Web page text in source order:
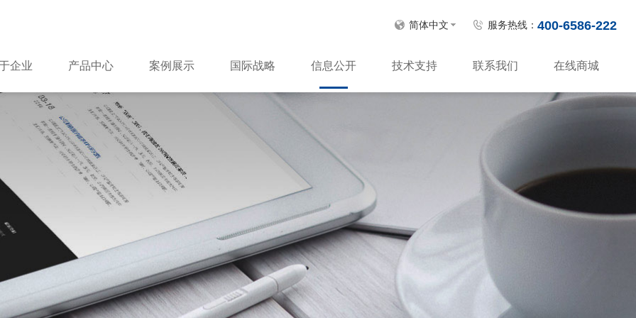
简体中文 服务热线：400-6586-222
企业 产品中心 案例展示 国际战略 信息公开 技术支持 联系我们 在线商城